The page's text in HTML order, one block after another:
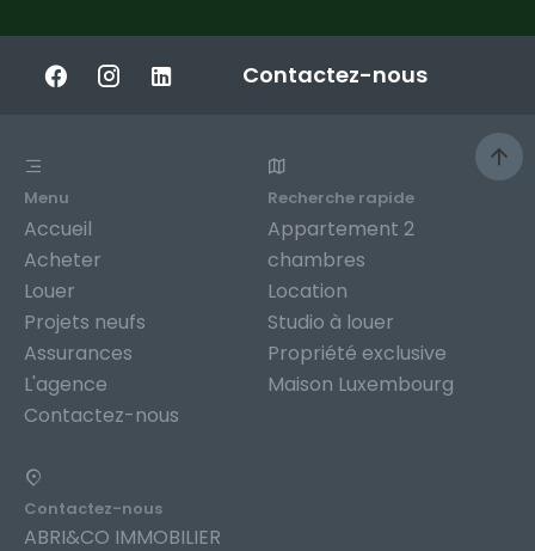
Contactez-nous
Menu
Accueil
Acheter
Louer
Projets neufs
Assurances
L'agence
Contactez-nous
Recherche rapide
Appartement 2
chambres
Location
Studio à louer
Propriété exclusive
Maison Luxembourg
Contactez-nous
ABRI&CO IMMOBILIER